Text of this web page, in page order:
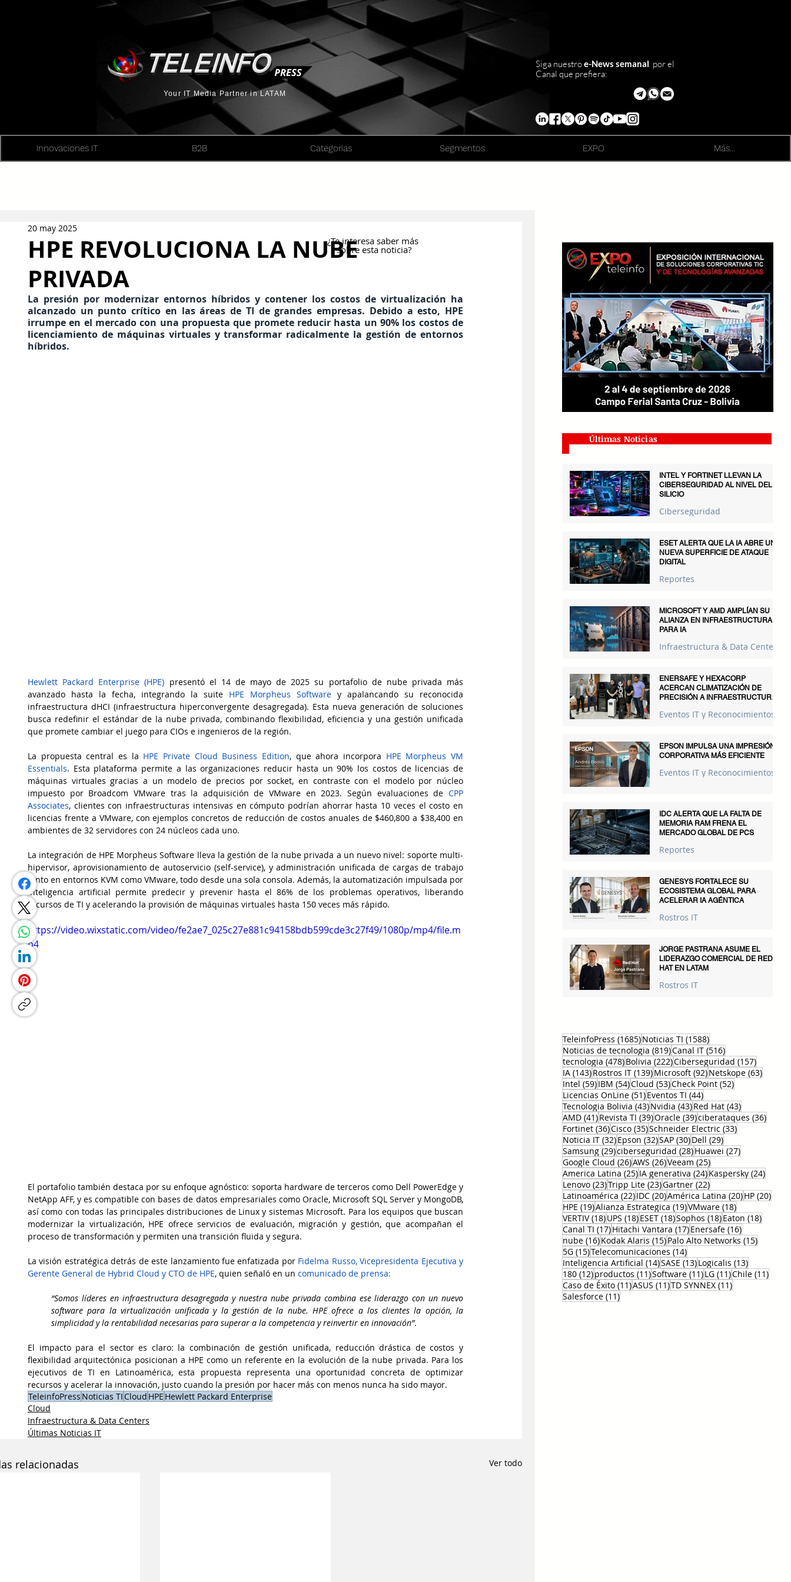
Your IT Media Partner in LATAM
Siga nuestroe-News semanal por el
Canal que prefiera:
Innovaciones IT B2B Categorias Segmentos EXPO Más...
HPE REVOLUCIONA LA NUBE
PRIVADA
20 may 2025
La presión por modernizar entornos híbridos y contener los costos de virtualización ha
alcanzado un punto crítico en las áreas de TI de grandes empresas. Debido a esto, HPE
irrumpe en el mercado con una propuesta que promete reducir hasta un 90% los costos de
licenciamiento de máquinas virtuales y transformar radicalmente la gestión de entornos
híbridos.
Hewlett Packard Enterprise (HPE) presentó el 14 de mayo de 2025 su portafolio de nube privada más
avanzado hasta la fecha, integrando la suite HPE Morpheus Software y apalancando su reconocida
infraestructura dHCI (infraestructura hiperconvergente desagregada). Esta nueva generación de soluciones
busca redefinir el estándar de la nube privada, combinando flexibilidad, eficiencia y una gestión unificada
que promete cambiar el juego para CIOs e ingenieros de la región.
La propuesta central es la HPE Private Cloud Business Edition, que ahora incorpora HPE Morpheus VM
Essentials. Esta plataforma permite a las organizaciones reducir hasta un 90% los costos de licencias de
máquinas virtuales gracias a un modelo de precios por socket, en contraste con el modelo por núcleo
impuesto por Broadcom VMware tras la adquisición de VMware en 2023. Según evaluaciones de CPP
Associates, clientes con infraestructuras intensivas en cómputo podrían ahorrar hasta 10 veces el costo en
licencias frente a VMware, con ejemplos concretos de reducción de costos anuales de $460,800 a $38,400 en
ambientes de 32 servidores con 24 núcleos cada uno.
La integración de HPE Morpheus Software lleva la gestión de la nube privada a un nuevo nivel: soporte multi-
hipervisor, aprovisionamiento de autoservicio (self-service), y administración unificada de cargas de trabajo
tanto en entornos KVM como VMware, todo desde una sola consola. Además, la automatización impulsada por
inteligencia artificial permite predecir y prevenir hasta el 86% de los problemas operativos, liberando
recursos de TI y acelerando la provisión de máquinas virtuales hasta 150 veces más rápido.
https://video.wixstatic.com/video/fe2ae7_025c27e881c94158bdb599cde3c27f49/1080p/mp4/file.m
p4
El portafolio también destaca por su enfoque agnóstico: soporta hardware de terceros como Dell PowerEdge y
NetApp AFF, y es compatible con bases de datos empresariales como Oracle, Microsoft SQL Server y MongoDB,
así como con todas las principales distribuciones de Linux y sistemas Microsoft. Para los equipos que buscan
modernizar la virtualización, HPE ofrece servicios de evaluación, migración y gestión, que acompañan el
proceso de transformación y permiten una transición fluida y segura.
La visión estratégica detrás de este lanzamiento fue enfatizada por Fidelma Russo, Vicepresidenta Ejecutiva y
Gerente General de Hybrid Cloud y CTO de HPE, quien señaló en un comunicado de prensa:
“Somos líderes en infraestructura desagregada y nuestra nube privada combina ese liderazgo con un nuevo
software para la virtualización unificada y la gestión de la nube. HPE ofrece a los clientes la opción, la
simplicidad y la rentabilidad necesarias para superar a la competencia y reinvertir en innovación”.
El impacto para el sector es claro: la combinación de gestión unificada, reducción drástica de costos y
flexibilidad arquitectónica posicionan a HPE como un referente en la evolución de la nube privada. Para los
ejecutivos de TI en Latinoamérica, esta propuesta representa una oportunidad concreta de optimizar
recursos y acelerar la innovación, justo cuando la presión por hacer más con menos nunca ha sido mayor.
TeleinfoPress Noticias TICloud HPE Hewlett Packard Enterprise
Cloud
Infraestructura & Data Centers
Últimas Noticias IT
relacionadas Ver todo
¿Te interesa saber más
sobre esta noticia?
Últimas Noticias
INTEL Y FORTINET LLEVAN LA
CIBERSEGURIDAD AL NIVEL DEL
SILICIO
Ciberseguridad
ESET ALERTA QUE LA IA ABRE UNA
NUEVA SUPERFICIE DE ATAQUE
DIGITAL
Reportes
MICROSOFT Y AMD AMPLÍAN SU
ALIANZA EN INFRAESTRUCTURA
PARA IA
Infraestructura & Data Centers
ENERSAFE Y HEXACORP
ACERCAN CLIMATIZACIÓN DE
PRECISIÓN A INFRAESTRUCTURAS
Eventos IT y Reconocimientos
EPSON IMPULSA UNA IMPRESIÓN
CORPORATIVA MÁS EFICIENTE
Eventos IT y Reconocimientos
IDC ALERTA QUE LA FALTA DE
MEMORIA RAM FRENA EL
MERCADO GLOBAL DE PCS
Reportes
GENESYS FORTALECE SU
ECOSISTEMA GLOBAL PARA
ACELERAR IA AGÉNTICA
Rostros IT
JORGE PASTRANA ASUME EL
LIDERAZGO COMERCIAL DE RED
HAT EN LATAM
Rostros IT
TeleinfoPress (1685)1685 entradas
Noticias TI (1588)1588 entradas
Noticias de tecnologia (819)819 entradas
Canal IT (516)516 entradas
tecnologia (478)478 entradas
Bolivia (222)222 entradas
Ciberseguridad (157)157
IA (143)143 entradas
Rostros IT (139)139 entradas
Microsoft (92)92 entradas
Netskope (63)63
Intel (59)59 entradas
IBM (54)54 entradas
Cloud (53)53 entradas
Check Point (52)52 entradas
Licencias OnLine (51)51 entradas
Eventos TI (44)44 entradas
Tecnologia Bolivia (43)43 entradas
Nvidia (43)43 entradas
Red Hat (43)43 entradas
AMD (41)41 entradas
Revista TI (39)39 entradas
Oracle (39)39 entradas
ciberataques (36)36
Fortinet (36)36 entradas
Cisco (35)35 entradas
Schneider Electric (33)33 entradas
Noticia IT (32)32 entradas
Epson (32)32 entradas
SAP (30)30 entradas
Dell (29)29 entradas
Samsung (29)29 entradas
ciberseguridad (28)28 entradas
Huawei (27)27 entradas
Google Cloud (26)26 entradas
AWS (26)26 entradas
Veeam (25)25 entradas
America Latina (25)25 entradas
IA generativa (24)24 entradas
Kaspersky (24)24
Lenovo (23)23 entradas
Tripp Lite (23)23 entradas
Gartner (22)22 entradas
Latinoamérica (22)22 entradas
IDC (20)20 entradas
América Latina (20)20 entradas
HP (20)20
HPE (19)19 entradas
Alianza Estrategica (19)19 entradas
VMware (18)18 entradas
VERTIV (18)18 entradas
UPS (18)18 entradas
ESET (18)18 entradas
Sophos (18)18 entradas
Eaton (18)18
Canal TI (17)17 entradas
Hitachi Vantara (17)17 entradas
Enersafe (16)16 entradas
nube (16)16 entradas
Kodak Alaris (15)15 entradas
Palo Alto Networks (15)15
5G (15)15 entradas
Telecomunicaciones (14)14 entradas
Inteligencia Artificial (14)14 entradas
SASE (13)13 entradas
Logicalis (13)13
180 (12)12 entradas
productos (11)11 entradas
Software (11)11 entradas
LG (11)11 entradas
Chile (11)11
Caso de Éxito (11)11 entradas
ASUS (11)11 entradas
TD SYNNEX (11)11 entradas
Salesforce (11)11 entradas